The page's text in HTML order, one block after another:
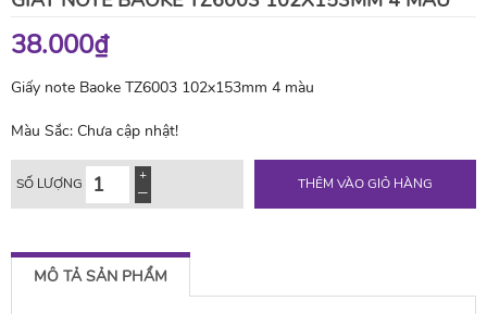
38.000₫
Giấy note Baoke TZ6003 102x153mm 4 màu
Màu Sắc: Chưa cập nhật!
SỐ LƯỢNG THÊM VÀO GIỎ HÀNG
MÔ TẢ SẢN PHẨM